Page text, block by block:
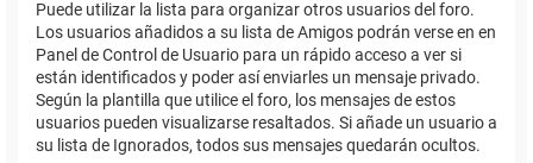
Puede utilizar la lista para organizar otros usuarios del foro.
Los usuarios añadidos a su lista de Amigos podrán verse en en
Panel de Control de Usuario para un rápido acceso a ver si
están identificados y poder así enviarles un mensaje privado.
Según la plantilla que utilice el foro, los mensajes de estos
usuarios pueden visualizarse resaltados. Si añade un usuario a
su lista de Ignorados, todos sus mensajes quedarán ocultos.